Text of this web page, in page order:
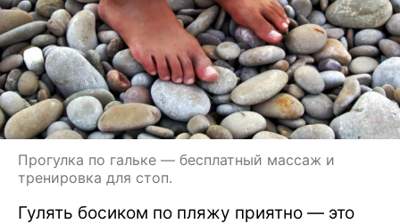
Прогулка по гальке — бесплатный массаж и
тренировка для стоп.
Гулять босиком по пляжу приятно — это